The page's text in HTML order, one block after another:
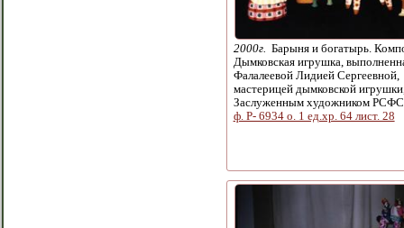
2000г.
Барыня и богатырь.
Дымковская игрушка,
Фалалеевой Лидией Сергеевной,
мастерицей дымковской
Заслуженным художником
ф. Р- 6934 о. 1 ед.хр. 64 лист. 28